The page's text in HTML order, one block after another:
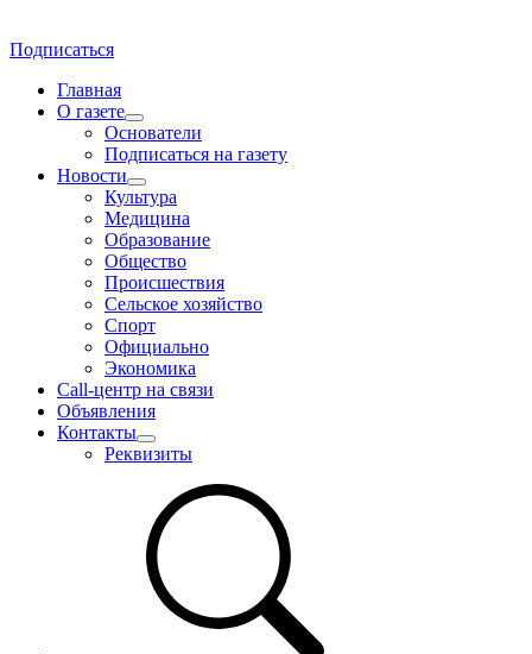
Подписаться
Главная
О газете
Основатели
Подписаться на газету
Новости
Культура
Медицина
Образование
Общество
Происшествия
Сельское хозяйство
Спорт
Официально
Экономика
Call-центр на связи
Объявления
Контакты
Реквизиты